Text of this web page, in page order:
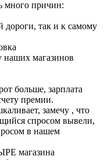
много причин:
дороги, так и к самому
наших магазинов
больше, зарплата
премии.
замечу , что
спросом вывели,
в нашем
магазина